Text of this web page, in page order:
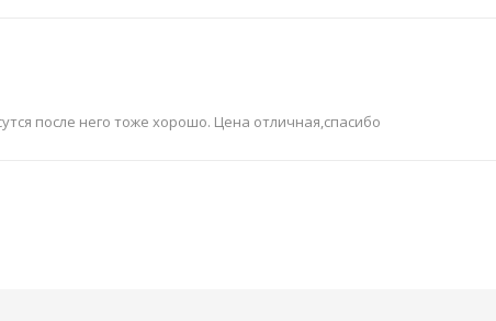
после него тоже хорошо. Цена отличная,спасибо